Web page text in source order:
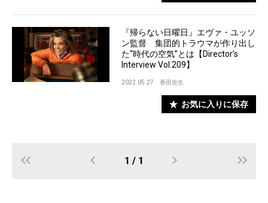
『帰らない日曜日』エヴァ・ユッソ
ン監督 集団的トラウマが作り出し
た“時代の空気”とは【Director’s
Interview Vol.209】
2022.05.27 香田史生
お気に入りに保存
1 / 1